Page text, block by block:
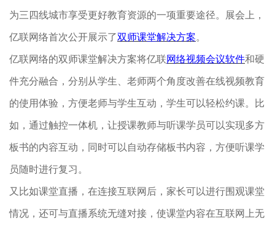
为三四线城市享受更好教育资源的一项重要途径。展会上，
亿联网络首次公开展示了双师课堂解决方案。
亿联网络的双师课堂解决方案将亿联网络视频会议软件和硬
件充分融合，分别从学生、老师两个角度改善在线视频教育
的使用体验，方便老师与学生互动，学生可以轻松约课。比
如，通过触控一体机，让授课教师与听课学员可以实现多方
板书的内容互动，同时可以自动存储板书内容，方便听课学
员随时进行复习。
又比如课堂直播，在连接互联网后，家长可以进行围观课堂
情况，还可与直播系统无缝对接，使课堂内容在互联网上无